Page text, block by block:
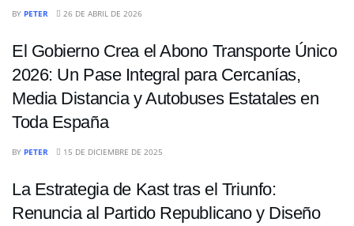
BY PETER 26 DE ABRIL DE 2026
El Gobierno Crea el Abono Transporte Único
2026: Un Pase Integral para Cercanías,
Media Distancia y Autobuses Estatales en
Toda España
BY PETER 15 DE DICIEMBRE DE 2025
La Estrategia de Kast tras el Triunfo:
Renuncia al Partido Republicano y Diseño